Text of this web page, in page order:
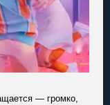
— громко,